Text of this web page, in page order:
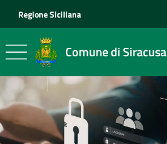
Regione Siciliana
Comune di Siracusa